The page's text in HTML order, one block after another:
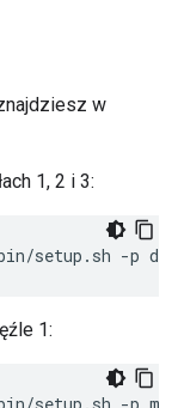
w
1, 2 i 3:
bin/setup.sh -p
1: